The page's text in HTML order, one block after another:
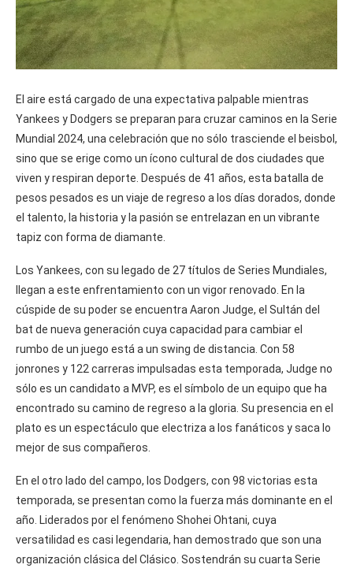
El aire está cargado de una expectativa palpable mientras
Yankees y Dodgers se preparan para cruzar caminos en la Serie
Mundial 2024, una celebración que no sólo trasciende el beisbol,
sino que se erige como un ícono cultural de dos ciudades que
viven y respiran deporte. Después de 41 años, esta batalla de
pesos pesados es un viaje de regreso a los días dorados, donde
el talento, la historia y la pasión se entrelazan en un vibrante
tapiz con forma de diamante.
Los Yankees, con su legado de 27 títulos de Series Mundiales,
llegan a este enfrentamiento con un vigor renovado. En la
cúspide de su poder se encuentra Aaron Judge, el Sultán del
bat de nueva generación cuya capacidad para cambiar el
rumbo de un juego está a un swing de distancia. Con 58
jonrones y 122 carreras impulsadas esta temporada, Judge no
sólo es un candidato a MVP, es el símbolo de un equipo que ha
encontrado su camino de regreso a la gloria. Su presencia en el
plato es un espectáculo que electriza a los fanáticos y saca lo
mejor de sus compañeros.
En el otro lado del campo, los Dodgers, con 98 victorias esta
temporada, se presentan como la fuerza más dominante en el
año. Liderados por el fenómeno Shohei Ohtani, cuya
versatilidad es casi legendaria, han demostrado que son una
organización clásica del Clásico. Sostendrán su cuarta Serie